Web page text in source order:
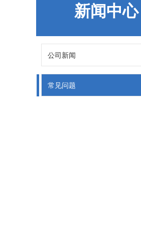
新闻中心
公司新闻
常见问题